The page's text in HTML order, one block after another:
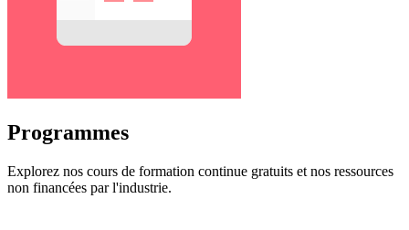
Programmes
Explorez nos cours de formation continue gratuits et nos ressources
non financées par l'industrie.